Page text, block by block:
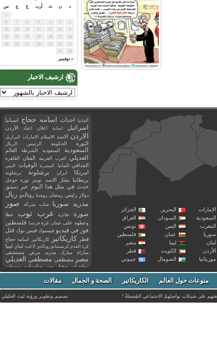
أرب س
« نوفمبر
ارشيف الاخبار
البحرين
الجزائر
السودان
العراق
اليمن
تونس
عمان
فلسطين
ليبيا
مصر
الكويت
قطر
الصومال جيبوتي
ألمانيا احداث اسامه حجاج اسبانيا
اسرائيل اصابة اعلان اعياد الأردن
الاردن الاسد الاسلام الامارات البرازيل
الثورة الحكومة الرئيس الريال
السعودية السعوديه الشرطة العالم
العديلي العرب العربية الفنان القاهرة
القذافي المانيا المصرية الوفيات اليمن
امريكا ايران برشلونة برشلونه
بريطانيا بشار الاسد تويتر ثورة جوجل
حدث في مثل هذا اليوم خبر دمشق
دولار رئيس رمضان روسيا رونالدو ريال
مدريد
سوريا شاب شركة صور
صورة طائرة عرب توب
عطا
وعطوة على عمان غزة فرنسا فلسطين
فوز في فيديو فيسبوك فيس بوك قتل
قطر كاريكاتير كاريكاتير اسامه حجاج
كرة القدم كريستيانو رونالدو لاعب لبنان ليبيا
مباراة مبارك مدريد مرض مستشفى
مصر مصطفى مصطفى العديلي
مظاهرات مقتل من مناسبات
منوعات
مواليد
موت ميسي ميلان نادي نشر
وفاة وفيات يوتيوب منوعات حول العالم الكاريكاتير الصحة و الجمال مقالات
على شبكاتِ تواصلهمْ الاجتماعي المُفضلةْ ! تصميم وتطوير ورؤيةليث الخليلي